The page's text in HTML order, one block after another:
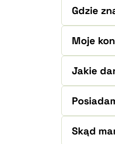
Gdzie
Moje
Jakie
Skąd